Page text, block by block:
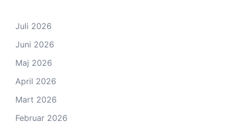
Juli 2026
Juni 2026
Maj 2026
April 2026
Mart 2026
Februar 2026